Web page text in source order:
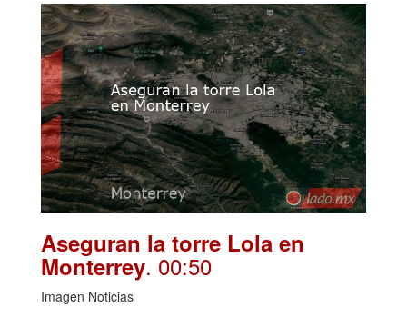
Aseguran la torre Lola en
Monterrey. 00:50
Imagen Noticias